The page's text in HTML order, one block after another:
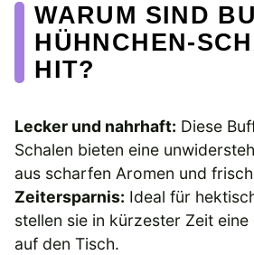
WARUM SIND
HÜHNCHEN-
HIT?
Lecker und nahrhaft: Diese
Schalen bieten eine
aus scharfen Aromen und
Zeitersparnis: Ideal für
stellen sie in kürzester Zeit
auf den Tisch.